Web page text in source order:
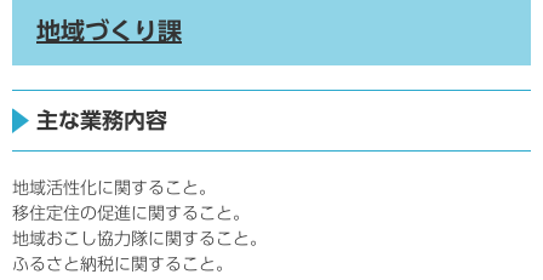
地域づくり課
主な業務内容
地域活性化に関すること。
移住定住の促進に関すること。
地域おこし協力隊に関すること。
ふるさと納税に関すること。